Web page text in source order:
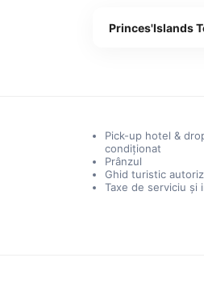
Princes'Islands
Pick-up hotel &
condiționat
Prânzul
Ghid turistic
Taxe de serviciu și